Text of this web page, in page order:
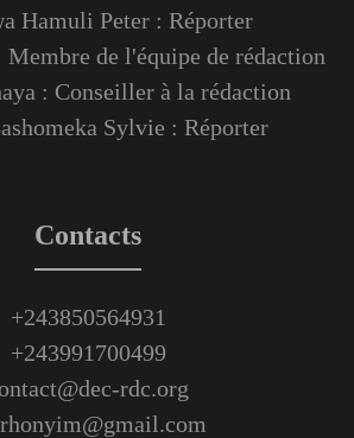
Hamuli Peter : Réporter
Membre de l'équipe de rédaction
: Conseiller à la rédaction
Sylvie : Réporter
Contacts
+243850564931
+243991700499
rdc.org